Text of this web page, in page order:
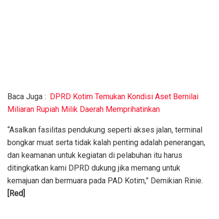
Baca Juga : DPRD Kotim Temukan Kondisi Aset Bernilai
Miliaran Rupiah Milik Daerah Memprihatinkan
“Asalkan fasilitas pendukung seperti akses jalan, terminal
bongkar muat serta tidak kalah penting adalah penerangan,
dan keamanan untuk kegiatan di pelabuhan itu harus
ditingkatkan kami DPRD dukung jika memang untuk
kemajuan dan bermuara pada PAD Kotim,” Demikian Rinie.
[Red]